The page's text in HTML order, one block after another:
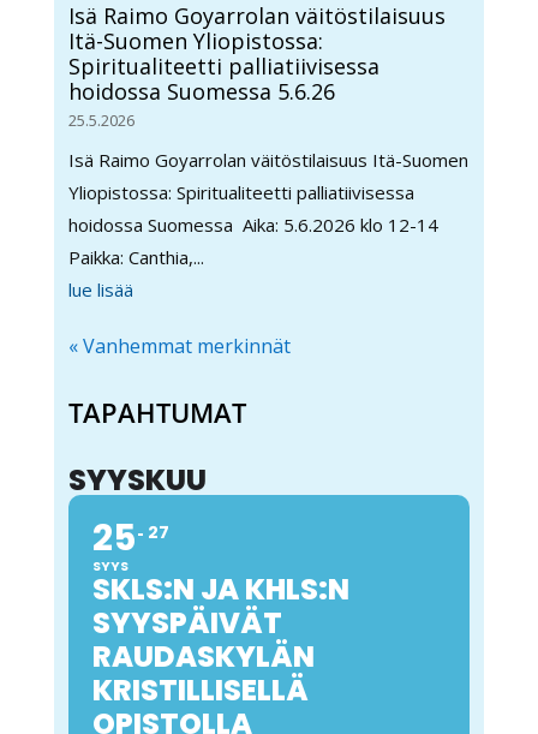
Isä Raimo Goyarrolan väitöstilaisuus
Itä-Suomen Yliopistossa:
Spiritualiteetti palliatiivisessa
hoidossa Suomessa 5.6.26
25.5.2026
Isä Raimo Goyarrolan väitöstilaisuus Itä-Suomen
Yliopistossa: Spiritualiteetti palliatiivisessa
hoidossa Suomessa Aika: 5.6.2026 klo 12-14
Paikka: Canthia,...
lue lisää
« Vanhemmat merkinnät
TAPAHTUMAT
SYYSKUU
25
SYYS
27
SKLS:N JA KHLS:N
SYYSPÄIVÄT
RAUDASKYLÄN
KRISTILLISELLÄ
OPISTOLLA